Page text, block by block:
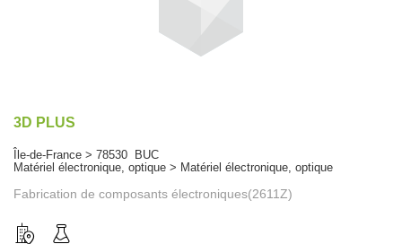
3D PLUS
Île-de-France > 78530 BUC
Matériel électronique, optique > Matériel électronique, optique
Fabrication de composants électroniques(2611Z)